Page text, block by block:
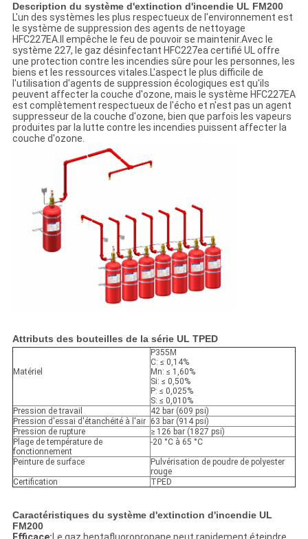
Description du système d'extinction d'incendie UL FM200
L'un des systèmes les plus respectueux de l'environnement est
le système de suppression des agents de nettoyage
HFC227EA.Il empêche le feu de pouvoir se maintenir.Avec le
système 227, le gaz désinfectant HFC227ea certifié UL offre
une protection contre les incendies sûre pour les personnes, les
biens et les ressources vitales.L'aspect le plus difficile de
l'utilisation d'agents de suppression écologiques est qu'ils
peuvent affecter la couche d'ozone, mais le système HFC227EA
est complètement respectueux de l'écho et n'est pas un agent
suppresseur de la couche d'ozone, bien que parfois les vapeurs
produites par la lutte contre les incendies puissent affecter la
couche d'ozone.
Attributs des bouteilles de la série UL TPED
Matériel
P355M
C: ≤ 0,14%
Mn: ≤ 1,60%
Si: ≤ 0,50%
P: ≤ 0,025%
S: ≤ 0,010%
Pression de travail
42 bar (609 psi)
Pression d'essai d'étanchéité à l'air 63 bar (914 psi)
Pression de rupture
≥ 126 bar (1827 psi)
Plage de température de
fonctionnement
-20 °C à 65 °C
Peinture de surface
Pulvérisation de poudre de polyester
rouge
Certification
TPED
Caractéristiques du système d'extinction d'incendie UL
FM200